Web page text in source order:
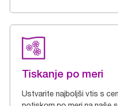
Tiskanje po meri
Ustvarite najboljši vtis s